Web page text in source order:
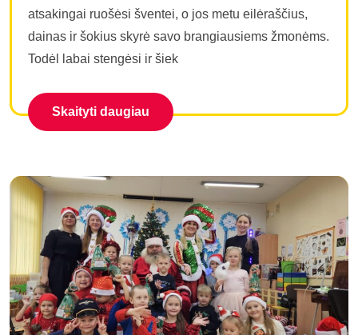
atsakingai ruošėsi šventei, o jos metu eilėraščius,
dainas ir šokius skyrė savo brangiausiems žmonėms.
Todėl labai stengėsi ir šiek
Skaityti daugiau